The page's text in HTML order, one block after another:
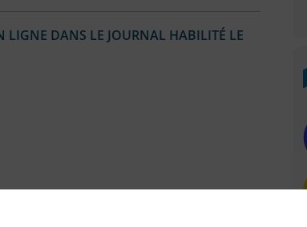
LIGNE DANS LE JOURNAL HABILITÉ LE